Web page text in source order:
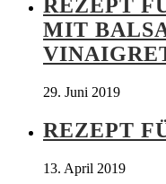
REZEPT
MIT
29. Juni 2019
REZEPT
13. April 2019